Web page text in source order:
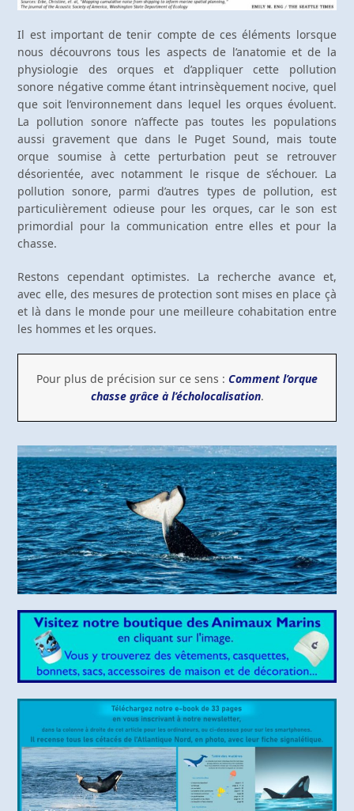
Il est important de tenir compte de ces éléments lorsque
nous découvrons tous les aspects de l’anatomie et de la
physiologie des orques et d’appliquer cette pollution
sonore négative comme étant intrinsèquement nocive, quel
que soit l’environnement dans lequel les orques évoluent.
La pollution sonore n’affecte pas toutes les populations
aussi gravement que dans le Puget Sound, mais toute
orque soumise à cette perturbation peut se retrouver
désorientée, avec notamment le risque de s’échouer. La
pollution sonore, parmi d’autres types de pollution, est
particulièrement odieuse pour les orques, car le son est
primordial pour la communication entre elles et pour la
chasse.
Restons cependant optimistes. La recherche avance et,
avec elle, des mesures de protection sont mises en place çà
et là dans le monde pour une meilleure cohabitation entre
les hommes et les orques.
Pour plus de précision sur ce sens : Comment l’orque
chasse grâce à l’écholocalisation.